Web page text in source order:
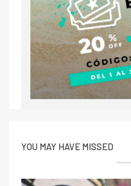
YOU MAY HAVE MISSED